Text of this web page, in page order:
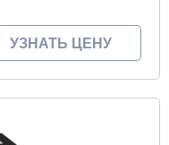
УЗНАТЬ ЦЕНУ